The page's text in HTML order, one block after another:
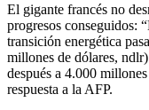
El gigante francés no
progresos conseguidos:
transición energética
millones de dólares,
después a 4.000
respuesta a la AFP.